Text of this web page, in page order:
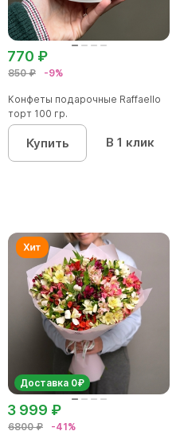
850 ₽ -9%
770 ₽
Конфеты подарочные Raffaello
торт 100 гр.
Купить В 1 клик
Доставка 0₽
6800 ₽ -41%
3 999 ₽